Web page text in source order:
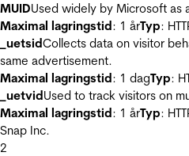
MUIDUsed widely by Microsoft as
Maximal lagringstid: 1 årTyp:
_uetsidCollects data on visitor
same advertisement.
Maximal lagringstid: 1 dagTyp:
_uetvidUsed to track visitors on
Maximal lagringstid: 1 årTyp:
Snap Inc.
2